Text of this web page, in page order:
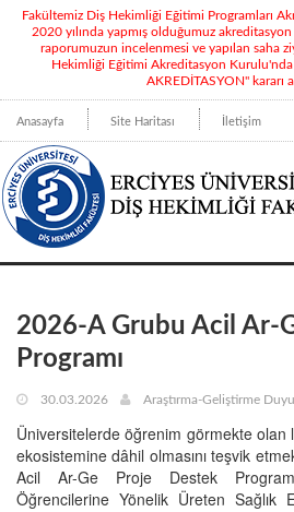
Fakültemiz Diş Hekimliği Eğitimi Programları
2020 yılında yapmış olduğumuz
raporumuzun incelenmesi ve yapılan saha
Hekimliği Eğitimi Akreditasyon
AKREDİTASYON" kararı
Anasayfa Site Haritası İletişim
2026-A Grubu Acil Ar-
Programı
30.03.2026 Araştırma-Geliştirme
Üniversitelerde öğrenim görmekte olan
ekosistemine dâhil olmasını teşvik
Acil Ar-Ge Proje Destek
Öğrencilerine Yönelik Üreten Sağlık